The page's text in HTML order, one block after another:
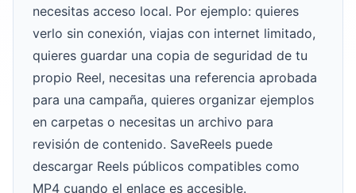
necesitas acceso local. Por ejemplo: quieres
verlo sin conexión, viajas con internet limitado,
quieres guardar una copia de seguridad de tu
propio Reel, necesitas una referencia aprobada
para una campaña, quieres organizar ejemplos
en carpetas o necesitas un archivo para
revisión de contenido. SaveReels puede
descargar Reels públicos compatibles como
MP4 cuando el enlace es accesible.